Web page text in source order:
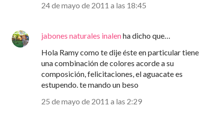
24 de mayo de 2011 a las 18:45
jabones naturales inalenha dicho que…
Hola Ramy como te dije éste en particular tiene
una combinación de colores acorde a su
composición, felicitaciones, el aguacate es
estupendo. te mando un beso
25 de mayo de 2011 a las 2:29